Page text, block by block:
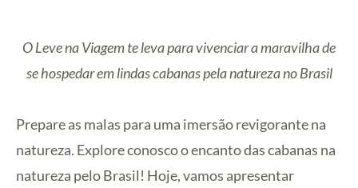
O Leve na Viagem te leva para vivenciar a maravilha de
se hospedar em lindas cabanas pela natureza no Brasil
Prepare as malas para uma imersão revigorante na
natureza. Explore conosco o encanto das cabanas na
natureza pelo Brasil! Hoje, vamos apresentar